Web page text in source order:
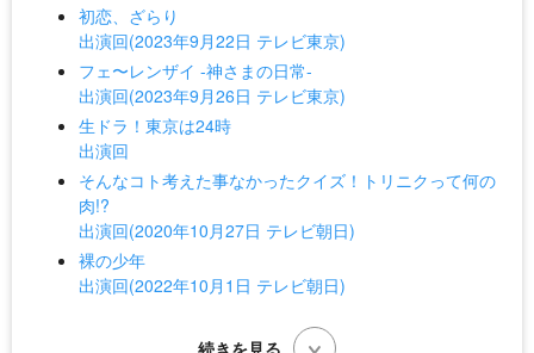
初恋、ざらり
出演回(2023年9月22日 テレビ東京)
フェ〜レンザイ -神さまの日常-
出演回(2023年9月26日 テレビ東京)
生ドラ！東京は24時
出演回
そんなコト考えた事なかったクイズ！トリニクって何の
肉!?
出演回(2020年10月27日 テレビ朝日)
裸の少年
出演回(2022年10月1日 テレビ朝日)